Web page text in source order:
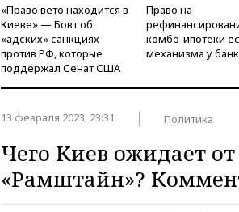
«Право вето находится в
Киеве» — Бовт об
«адских» санкциях
против РФ, которые
поддержал Сенат США
Право на
комбо-ипотеки
механизма у
13 февраля 2023, 23:31 Политика
Чего Киев ожидает
«Рамштайн»?